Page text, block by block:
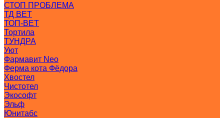
СТОП ПРОБЛЕМА
ТД ВЕТ
ТОП-ВЕТ
Тортила
ТУНДРА
Уют
Фармавит Neo
Ферма кота Фёдора
Хвостел
Чистотел
Экософт
Эльф
Юнитабс